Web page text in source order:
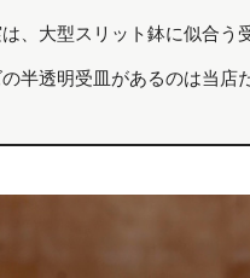
、大型スリット鉢に似合う
半透明受皿があるのは当店